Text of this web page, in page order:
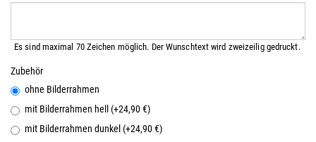
Es sind maximal 70 Zeichen möglich. Der Wunschtext wird zweizeilig gedruckt.
Zubehör
ohne Bilderrahmen
mit Bilderrahmen hell (+24,90 €)
mit Bilderrahmen dunkel (+24,90 €)